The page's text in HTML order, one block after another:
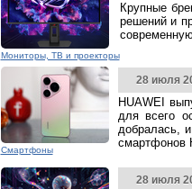
Мониторы, ТВ и проекторы
Крупные
решений и
Смартфоны
28 июля
HUAWEI
для всего
добралась,
смартфонов
28 июля